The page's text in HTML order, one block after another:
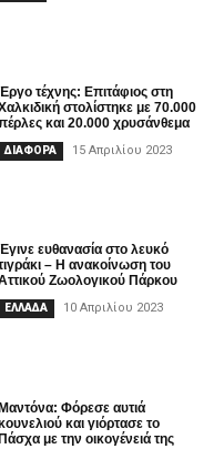
τέχνης: Επιτάφιος στη
στολίστηκε με 70.000
και 20.000 χρυσάνθεμα
ΔΙΑΦΟΡΑ 15 Απριλίου 2023
ευθανασία στο λευκό
– Η ανακοίνωση του
Ζωολογικού Πάρκου
ΕΛΛΑΔΑ 10 Απριλίου 2023
Mαντόνα: Φόρεσε αυτιά
και γιόρτασε το
Πάσχα με την οικογένειά της